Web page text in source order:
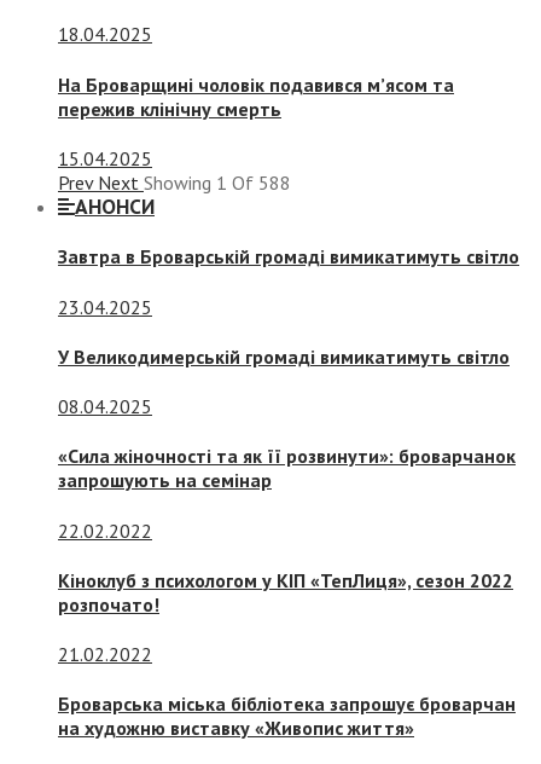
18.04.2025
На Броварщині чоловік подавився м’ясом та
пережив клінічну смерть
15.04.2025
Prev Next Showing 1 Of 588
АНОНСИ
Завтра в Броварській громаді вимикатимуть світло
23.04.2025
У Великодимерській громаді вимикатимуть світло
08.04.2025
«Сила жіночності та як її розвинути»: броварчанок
запрошують на семінар
22.02.2022
Кіноклуб з психологом у КІП «ТепЛиця», сезон 2022
розпочато!
21.02.2022
Броварська міська бібліотека запрошує броварчан
на художню виставку «Живопис життя»